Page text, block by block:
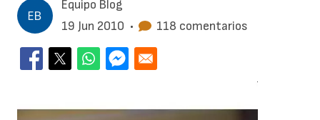
Equipo Blog
19 Jun 2010 • 118 comentarios